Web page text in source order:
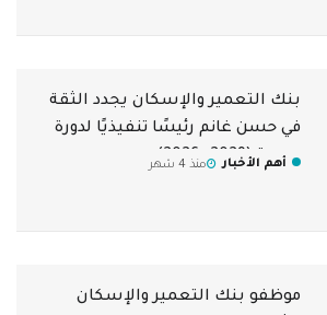
بنك التعمير والإسكان يجدد الثقة
في حسن غانم رئيسًا تنفيذيًا لدورة
جديدة (2029 –2026)
أهم الأخبار منذ 4 شهر
موظفو بنك التعمير والإسكان